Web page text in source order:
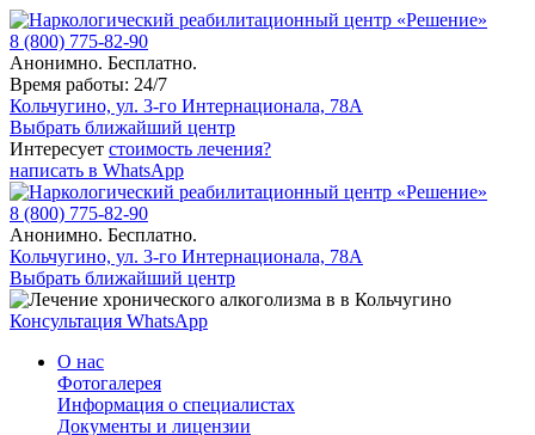
8 (800) 775-82-90
Анонимно. Бесплатно.
Время работы: 24/7
Кольчугино, ул. 3-го Интернационала, 78А
Выбрать ближайший центр
Интересует стоимость лечения?
написать в WhatsApp
8 (800) 775-82-90
Анонимно. Бесплатно.
Кольчугино, ул. 3-го Интернационала, 78А
Выбрать ближайший центр
Консультация WhatsApp
О нас
Фотогалерея
Информация о специалистах
Документы и лицензии